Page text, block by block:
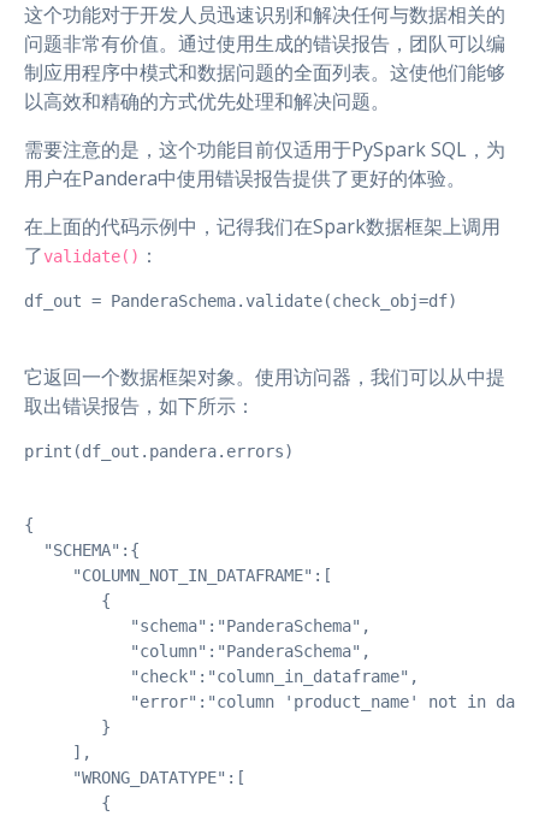
这个功能对于开发人员迅速识别和解决任何与数据相关的
问题非常有价值。通过使用生成的错误报告，团队可以编
制应用程序中模式和数据问题的全面列表。这使他们能够
以高效和精确的方式优先处理和解决问题。
需要注意的是，这个功能目前仅适用于PySpark SQL，为
用户在Pandera中使用错误报告提供了更好的体验。
在上面的代码示例中，记得我们在Spark数据框架上调用
了validate() ：
df_out = PanderaSchema.validate(check_obj=df)
它返回一个数据框架对象。使用访问器，我们可以从中提
取出错误报告，如下所示：
print(df_out.pandera.errors)
{
  "SCHEMA":{
     "COLUMN_NOT_IN_DATAFRAME":[
        {
           "schema":"PanderaSchema",
           "column":"PanderaSchema",
           "check":"column_in_dataframe",
"error":"column 'product_name' not in
        }
     ],
     "WRONG_DATATYPE":[
        {